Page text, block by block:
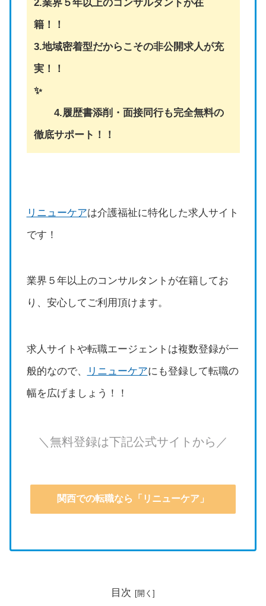
2.業界５年以上のコンサルタントが在
籍！！
3.地域密着型だからこその非公開求人が充
実！！
✨
4.履歴書添削・面接同行も完全無料の
徹底サポート！！
リニューケアは介護福祉に特化した求人サイト
です！
業界５年以上のコンサルタントが在籍してお
り、安心してご利用頂けます。
求人サイトや転職エージェントは複数登録が一
般的なので、
リニューケアにも登録して転職の
幅を広げましょう！！
＼無料登録は下記公式サイトから／
関西での転職なら「リニューケア」
目次